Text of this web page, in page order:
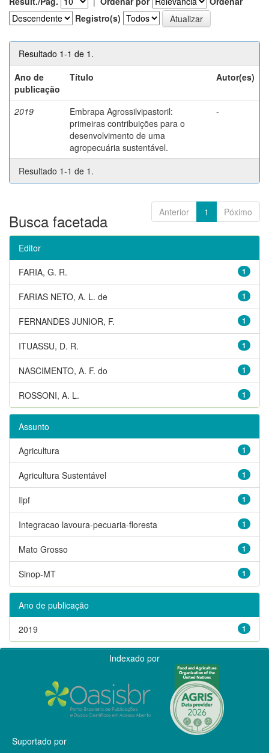
Registro(s)
Resultado 1-1 de 1.
Ano de
publicação
Título Autor(es)
2019
Embrapa Agrossilvipastoril:
primeiras contribuições para o
desenvolvimento de uma
agropecuária sustentável.
-
Resultado 1-1 de 1.
Anterior 1 Póximo
Busca facetada
Editor
1
FARIA, G. R.
1
FARIAS NETO, A. L. de
1
FERNANDES JUNIOR, F.
1
ITUASSU, D. R.
1
NASCIMENTO, A. F. do
1
ROSSONI, A. L.
Assunto
1
Agricultura
1
Agricultura Sustentável
1
Ilpf
1
Integracao lavoura-pecuaria-floresta
1
Mato Grosso
1
Sinop-MT
Ano de publicação
1
2019
Indexado por
Suportado por